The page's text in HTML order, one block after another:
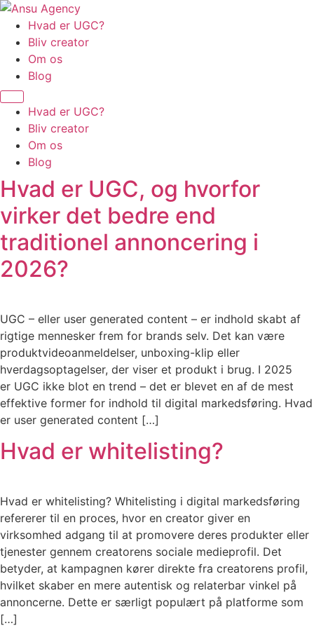
Videre
indhold
Hvad er UGC?
Bliv creator
Om os
Blog
MenuHvad er UGC?
Bliv creator
Om os
Blog
Hvad er UGC, og hvorfor
virker det bedre end
traditionel annoncering i
2026?
UGC – eller user generated content – er indhold skabt af
rigtige mennesker frem for brands selv. Det kan være
produktvideoanmeldelser, unboxing-klip eller
hverdagsoptagelser, der viser et produkt i brug. I 2025
er UGC ikke blot en trend – det er blevet en af de mest
effektive former for indhold til digital markedsføring. Hvad
er user generated content […]
Hvad er whitelisting?
Hvad er whitelisting? Whitelisting i digital markedsføring
refererer til en proces, hvor en creator giver en
virksomhed adgang til at promovere deres produkter eller
tjenester gennem creatorens sociale medieprofil. Det
betyder, at kampagnen kører direkte fra creatorens profil,
hvilket skaber en mere autentisk og relaterbar vinkel på
annoncerne. Dette er særligt populært på platforme som
[…]